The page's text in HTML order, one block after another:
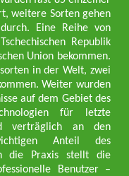
weitere Sorten gehen
Eine Reihe von
Republik
Union bekommen.
in der Welt, zwei
Weiter wurden
auf dem Gebiet des
für letzte
verträglich an den
Anteil des
die Praxis stellt die
Benutzer –